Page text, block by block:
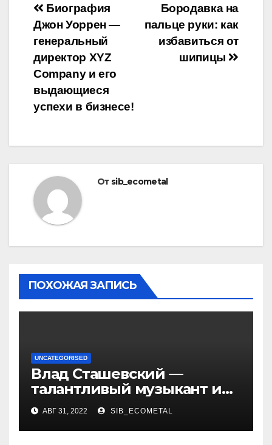
Навигация
по
записям
Бородавка на
пальце руки: как
избавиться от
шипицы
Биография
Джон Уоррен —
генеральный
директор XYZ
Company и его
выдающиеся
успехи в бизнесе!
От sib_ecometal
ПОХОЖАЯ ЗАПИСЬ
UNCATEGORISED
Влад Сташевский —
талантливый музыкант и
певец, чья биография и
личная жизнь
вдохновляют!
АВГ 31, 2022 SIB_ECOMETAL